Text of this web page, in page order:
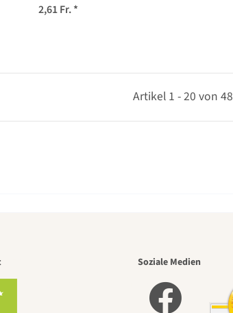
2,61 Fr.*
Artikel 1 - 20 von 48
Soziale Medien